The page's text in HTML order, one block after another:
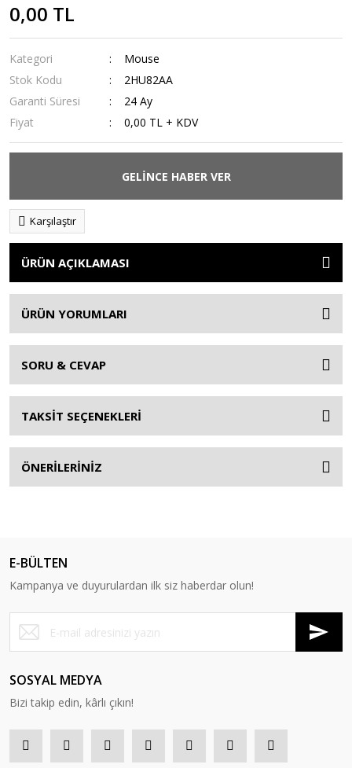
0,00 TL
Kategori
Mouse
Stok Kodu
2HU82AA
Garanti Süresi
24 Ay
Fiyat
0,00 TL + KDV
GELİNCE HABER VER
Karşılaştır
ÜRÜN AÇIKLAMASI
ÜRÜN YORUMLARI
SORU & CEVAP
TAKSİT SEÇENEKLERİ
ÖNERİLERİNİZ
E-BÜLTEN
Kampanya ve duyurulardan ilk siz haberdar olun!
SOSYAL MEDYA
Bizi takip edin, kârlı çıkın!